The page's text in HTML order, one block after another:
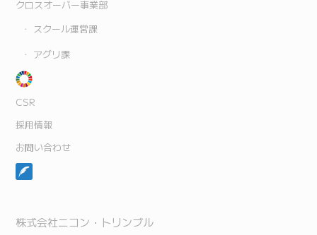
クロスオーバー事業部
スクール運営課
アグリ課
CSR
採用情報
お問い合わせ
株式会社ニコン・トリンブル